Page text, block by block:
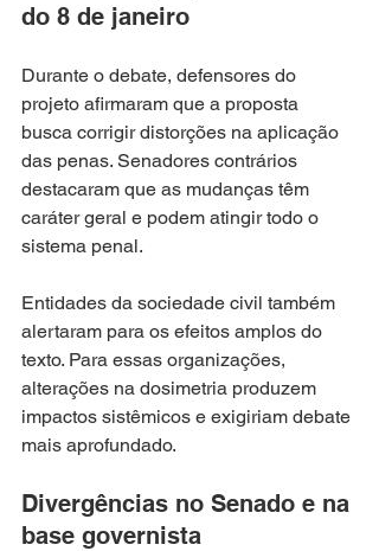
do 8 de janeiro
Durante o debate, defensores do
projeto afirmaram que a proposta
busca corrigir distorções na aplicação
das penas. Senadores contrários
destacaram que as mudanças têm
caráter geral e podem atingir todo o
sistema penal.
Entidades da sociedade civil também
alertaram para os efeitos amplos do
texto. Para essas organizações,
alterações na dosimetria produzem
impactos sistêmicos e exigiriam debate
mais aprofundado.
Divergências no Senado e na
base governista